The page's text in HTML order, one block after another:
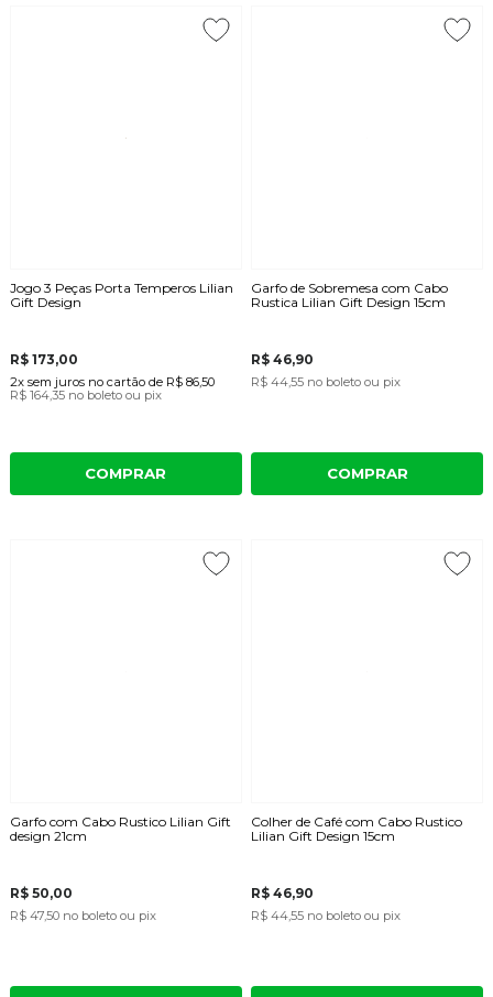
Jogo 3 Peças Porta Temperos Lilian
Gift Design
R$ 173,00
2x sem juros no cartãode R$ 86,50
R$ 164,35 no boleto ou pix
COMPRAR
Garfo de Sobremesa com Cabo
Rustica Lilian Gift Design 15cm
R$ 46,90
R$ 44,55 no boleto ou pix
COMPRAR
Garfo com Cabo Rustico Lilian Gift
design 21cm
R$ 50,00
R$ 47,50 no boleto ou pix
Colher de Café com Cabo Rustico
Lilian Gift Design 15cm
R$ 46,90
R$ 44,55 no boleto ou pix